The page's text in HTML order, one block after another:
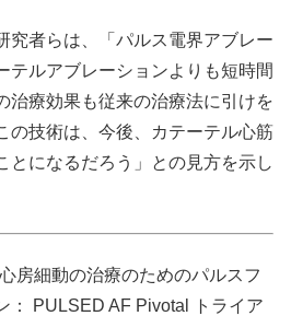
究者らは、「パルス電界アブレー
テルアブレーションよりも短時間
治療効果も従来の治療法に引けを
の技術は、今後、カテーテル心筋
とになるだろう」との見方を示し
房細動の治療のためのパルスフ
： PULSED AF Pivotal トライア